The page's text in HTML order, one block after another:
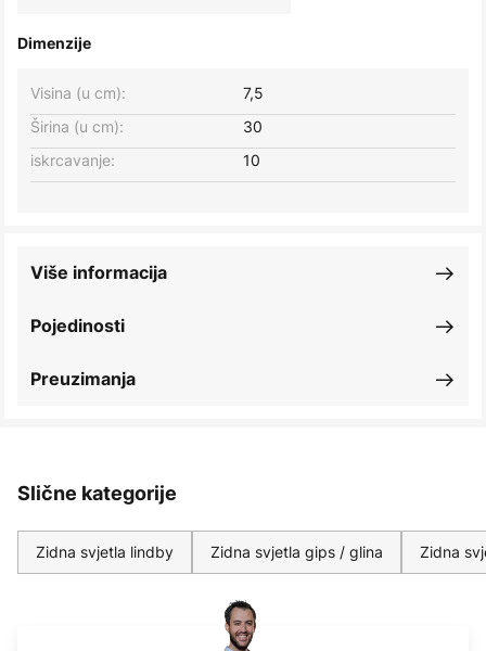
Dimenzije
Širina (u cm): 30
Visina (u cm): 7,5
iskrcavanje: 10
Pojedinosti
Više informacija
Preuzimanja
Slične kategorije
Zidna svjetla lindby Zidna svjetla gips / glina Zidna